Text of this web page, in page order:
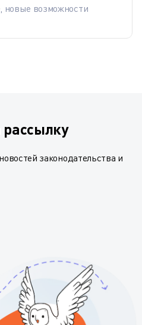
новые возможности
законодательства и